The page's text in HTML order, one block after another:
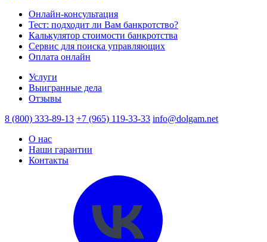
Онлайн-консультация
Тест: подходит ли Вам банкротство?
Калькулятор стоимости банкротства
Сервис для поиска управляющих
Оплата онлайн
Услуги
Выигранные дела
Отзывы
8 (800) 333-89-13 +7 (965) 119-33-33 info@dolgam.net
О нас
Наши гарантии
Контакты